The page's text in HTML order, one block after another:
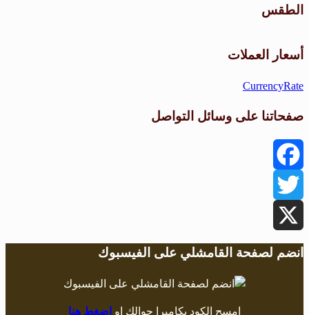
الطقس
أسعار العملات
CurrencyRate
صفحاتنا على وسائل التواصل
Facebook
Twitter
X
انضم لصفحة القامشلي على الفيسبوك
امسح الكود بكاميرا جوالك او اضغط هنا